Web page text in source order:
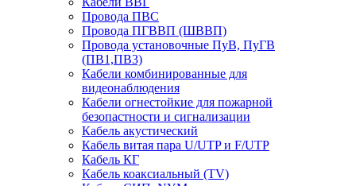
Провода ПВС
Провода ПГВВП (ШВВП)
Провода установочные ПуВ, ПуГВ
(ПВ1,ПВ3)
Кабели комбинированные для
видеонаблюдения
Кабели огнестойкие для пожарной
безопастности и сигнализации
Кабель акустический
Кабель витая пара U/UTP и F/UTP
Кабель КГ
Кабель коаксиальный (TV)